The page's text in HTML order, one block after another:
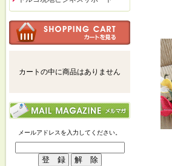
カートの中に商品はありません
メールアドレスを入力してください。